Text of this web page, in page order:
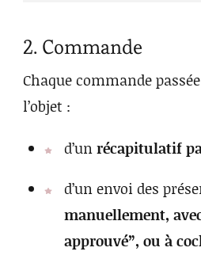
2. Commande
Chaque commande
l’objet :
d’unrécapitulatif
d’un envoi des
manuellement,
approuvé”, ou à